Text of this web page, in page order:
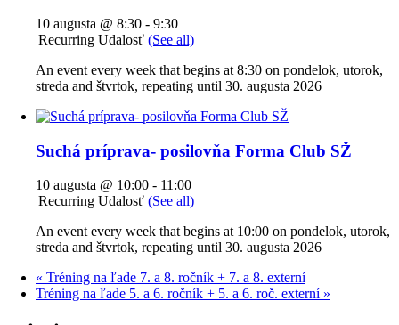
10 augusta @ 8:30 - 9:30
|Recurring Udalosť (See all)
An event every week that begins at 8:30 on pondelok, utorok,
streda and štvrtok, repeating until 30. augusta 2026
Suchá príprava- posilovňa Forma Club SŽ
10 augusta @ 10:00 - 11:00
Recurring Udalosť (See all)
An event every week that begins at 10:00 on pondelok, utorok,
streda and štvrtok, repeating until 30. augusta 2026
« Tréning na ľade 7. a 8. ročník + 7. a 8. externí
Tréning na ľade 5. a 6. ročník + 5. a 6. roč. externí »